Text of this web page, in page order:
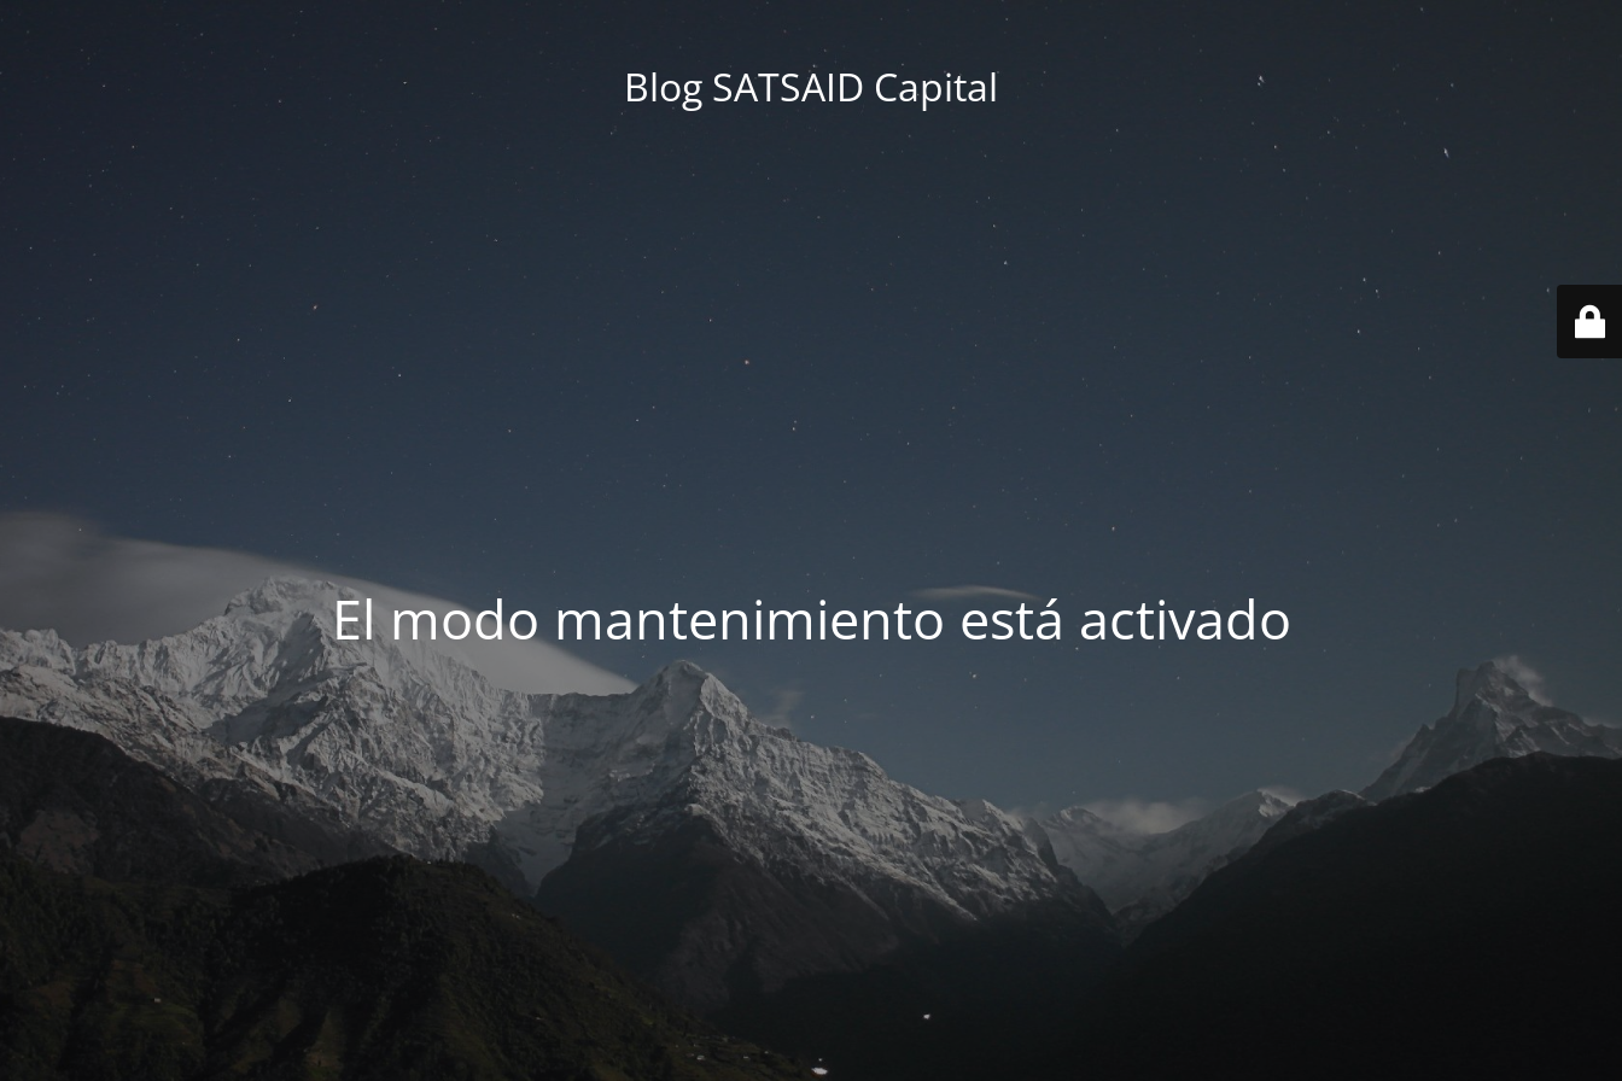
Blog SATSAID Capital
El modo mantenimiento está activado